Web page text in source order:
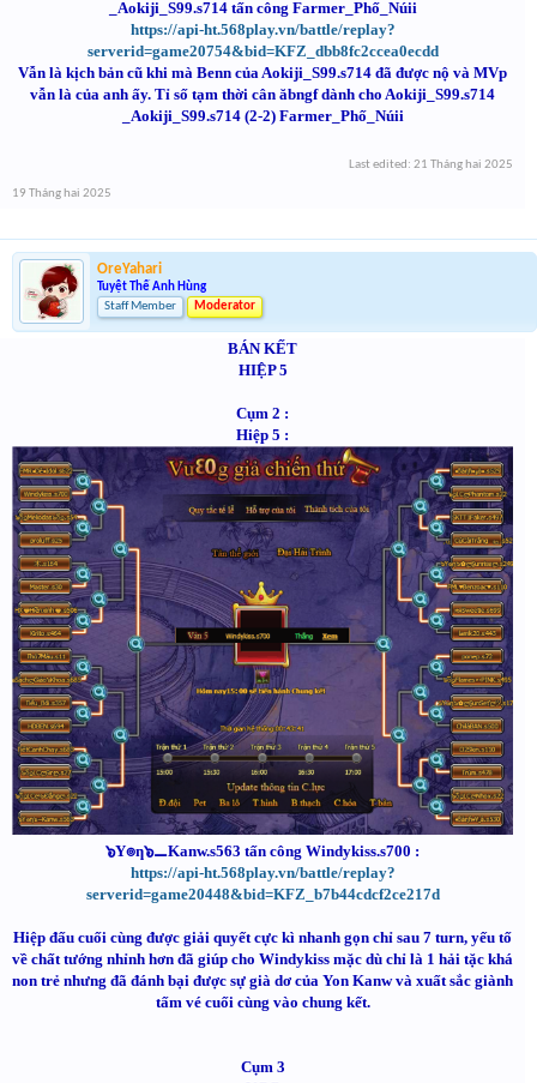
_Aokiji_S99.s714 tấn công Farmer_Phố_Núii
https://api-ht.568play.vn/battle/replay?
serverid=game20754&bid=KFZ_dbb8fc2ccea0ecdd
Vẫn là kịch bản cũ khi mà Benn của Aokiji_S99.s714 đã được nộ và MVp
vẫn là của anh ấy. Tỉ số tạm thời cân ăbngf dành cho Aokiji_S99.s714
_Aokiji_S99.s714 (2-2) Farmer_Phố_Núii
Last edited: 21 Tháng hai 2025
19 Tháng hai 2025
OreYahari
Tuyệt Thế Anh Hùng
Staff Member
Moderator
BÁN KẾT
HIỆP 5
Cụm 2 :
Hiệp 5 :
๖Y๏ƞ๖⚊Kanw.s563 tấn công Windykiss.s700 :
https://api-ht.568play.vn/battle/replay?
serverid=game20448&bid=KFZ_b7b44cdcf2ce217d
Hiệp đấu cuối cùng được giải quyết cực kì nhanh gọn chỉ sau 7 turn, yếu tố
về chất tướng nhỉnh hơn đã giúp cho Windykiss mặc dù chỉ là 1 hải tặc khá
non trẻ nhưng đã đánh bại được sự già dơ của Yon Kanw và xuất sắc giành
tấm vé cuối cùng vào chung kết.
Cụm 3